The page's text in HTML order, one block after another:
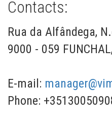
Contacts:
Rua da Alfândega,
9000 - 059
E-mail:
Phone: